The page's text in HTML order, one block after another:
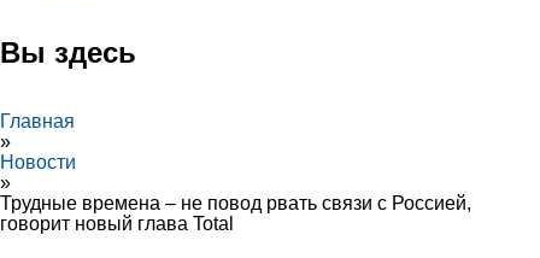
Вы здесь
Главная
»
Новости
»
Трудные времена – не повод рвать связи с Россией,
говорит новый глава Total